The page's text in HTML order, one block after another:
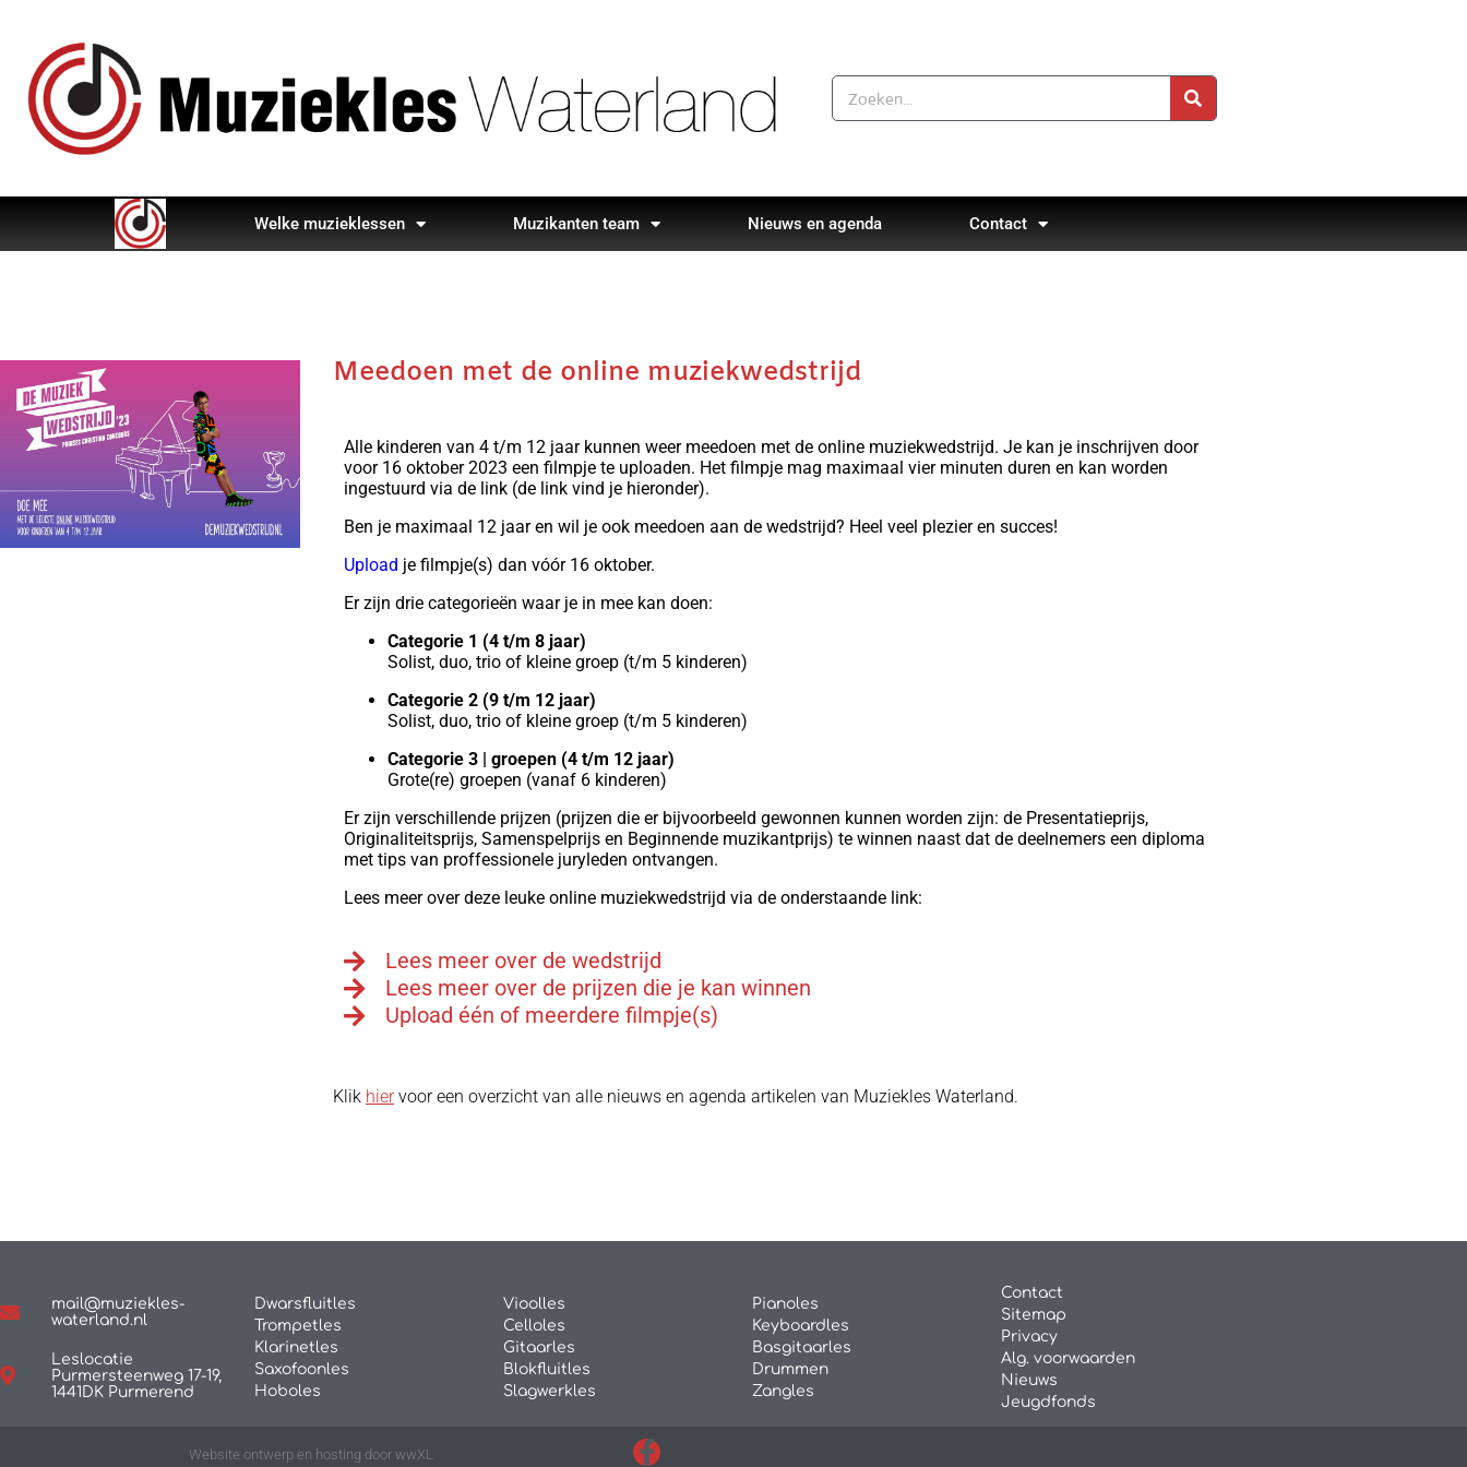
Welke muzieklessen Muzikanten team Nieuws en agenda Contact
Meedoen met de online muziekwedstrijd
Alle kinderen van 4 t/m 12 jaar kunnen weer meedoen met de online muziekwedstrijd. Je kan je inschrijven door
voor 16 oktober 2023 een filmpje te uploaden. Het filmpje mag maximaal vier minuten duren en kan worden
ingestuurd via de link (de link vind je hieronder).
Ben je maximaal 12 jaar en wil je ook meedoen aan de wedstrijd? Heel veel plezier en succes!
Upload je filmpje(s) dan vóór 16 oktober.
Er zijn drie categorieën waar je in mee kan doen:
Categorie 1 (4 t/m 8 jaar)
Solist, duo, trio of kleine groep (t/m 5 kinderen)
Categorie 2 (9 t/m 12 jaar)
Solist, duo, trio of kleine groep (t/m 5 kinderen)
Categorie 3 | groepen (4 t/m 12 jaar)
Grote(re) groepen (vanaf 6 kinderen)
Er zijn verschillende prijzen (prijzen die er bijvoorbeeld gewonnen kunnen worden zijn: de Presentatieprijs,
Originaliteitsprijs, Samenspelprijs en Beginnende muzikantprijs) te winnen naast dat de deelnemers een diploma
met tips van proffessionele juryleden ontvangen.
Lees meer over deze leuke online muziekwedstrijd via de onderstaande link:
Lees meer over de wedstrijd
Lees meer over de prijzen die je kan winnen
Upload één of meerdere filmpje(s)
Klik hiervoor een overzicht van alle nieuws en agenda artikelen van Muziekles Waterland.
mail@muziekles-
waterland.nl
Leslocatie
Purmersteenweg 17-19,
1441DK Purmerend
Dwarsfluitles
Trompetles
Klarinetles
Saxofoonles
Hoboles
Vioolles
Celloles
Gitaarles
Blokfluitles
Slagwerkles
Pianoles
Keyboardles
Basgitaarles
Drummen
Zangles
Contact
Sitemap
Privacy
Alg. voorwaarden
Nieuws
Jeugdfonds
Website ontwerp en hosting door wwXL